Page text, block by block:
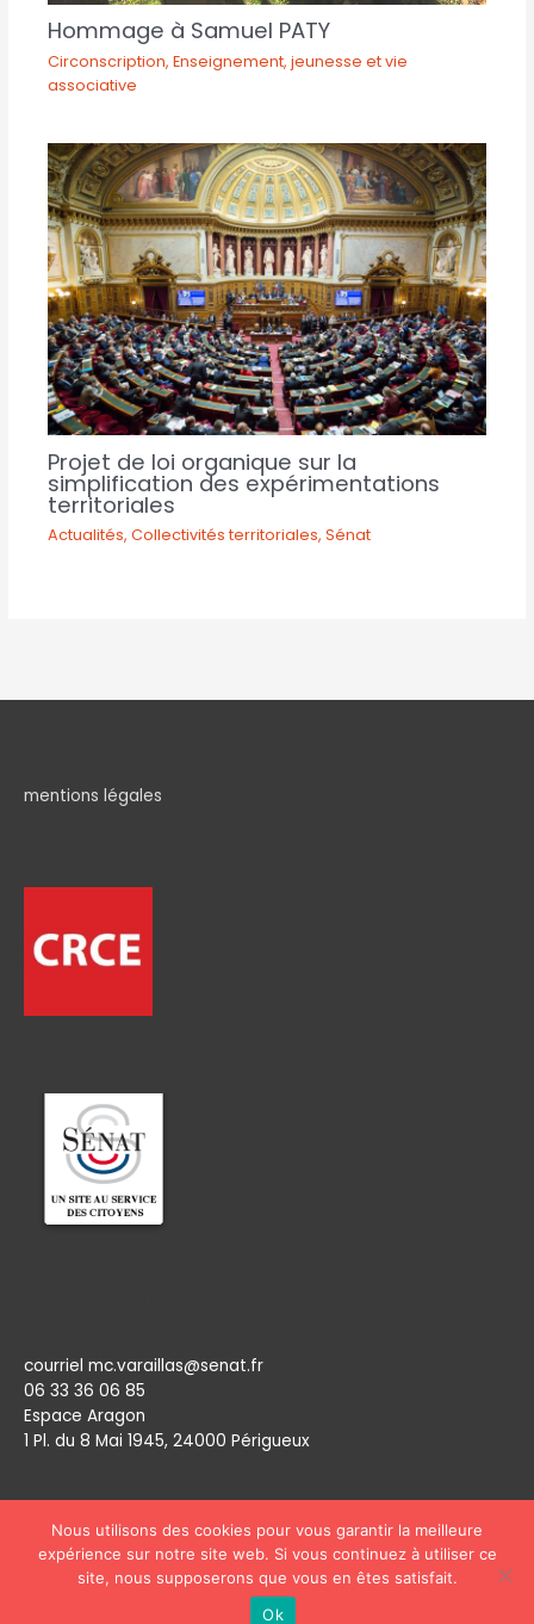
Hommage à Samuel PATY
Circonscription,Enseignement, jeunesse et vie
associative
Projet de loi organique sur la
simplification des expérimentations
territoriales
Actualités,Collectivités territoriales,Sénat
mentions légales
courriel mc.varaillas@senat.fr
06 33 36 06 85
Espace Aragon
1 Pl. du 8 Mai 1945, 24000 Périgueux​
Copyright © 2026Marie Claude Varaillas
Nous utilisons des cookies pour vous garantir la meilleure
expérience sur notre site web. Si vous continuez à utiliser ce
site, nous supposerons que vous en êtes satisfait.
Ok